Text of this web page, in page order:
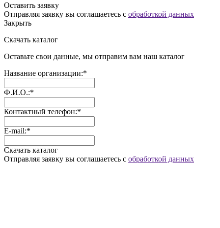
Оставить заявку
Отправляя заявку вы соглашаетесь с обработкой данных
Закрыть
Скачать каталог
Оставьте свои данные, мы отправим вам наш каталог
Название организации:*
Ф.И.О.:*
Контактный телефон:*
E-mail:*
Скачать каталог
Отправляя заявку вы соглашаетесь с обработкой данных